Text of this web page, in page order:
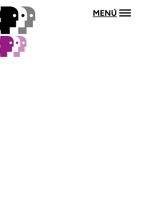
MENÚ